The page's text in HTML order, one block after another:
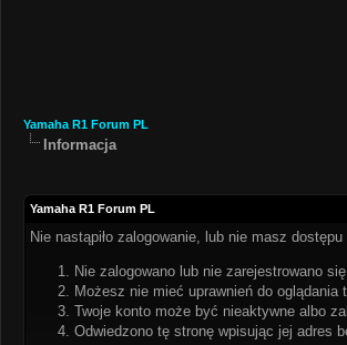
Yamaha R1 Forum PL
Informacja
Yamaha R1 Forum PL
Nie nastąpiło zalogowanie, lub nie masz
Nie zalogowano lub nie zarejestrowano
Możesz nie mieć uprawnień do oglądania
Twoje konto może być nieaktywne albo
Odwiedzono tę stronę wpisując jej adres